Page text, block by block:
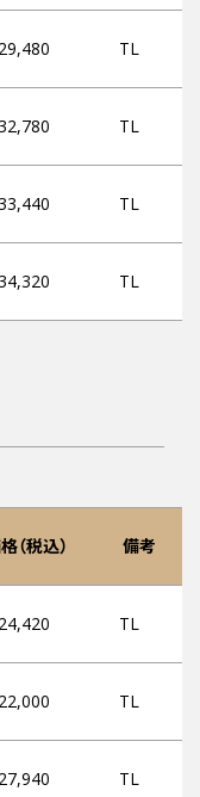
TL
TL
TL
TL
（税込） 備考
TL
TL
TL